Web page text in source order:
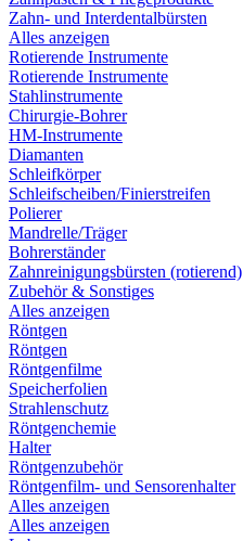
Zahn- und Interdentalbürsten
Alles anzeigen
Rotierende Instrumente
Rotierende Instrumente
Stahlinstrumente
Chirurgie-Bohrer
HM-Instrumente
Diamanten
Schleifkörper
Schleifscheiben/Finierstreifen
Polierer
Mandrelle/Träger
Bohrerständer
Zahnreinigungsbürsten (rotierend)
Zubehör & Sonstiges
Alles anzeigen
Röntgen
Röntgen
Röntgenfilme
Speicherfolien
Strahlenschutz
Röntgenchemie
Halter
Röntgenzubehör
Röntgenfilm- und Sensorenhalter
Alles anzeigen
Alles anzeigen